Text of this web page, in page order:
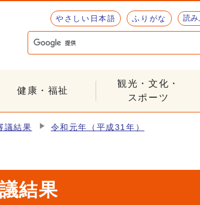
やさしい日本語 ふりがな 読み
健康・福祉
観光・文化・
スポーツ
議結果 令和元年（平成31年）
結果